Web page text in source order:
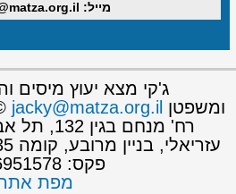
מייל: Jacky@matza.org.il
ג'קי מצא יעוץ מיסים
ומשפטן jacky@matza.org.il
עזריאלי, בניין מרובע, קומה 35, טל:
פקס: 03-6951578
מפת